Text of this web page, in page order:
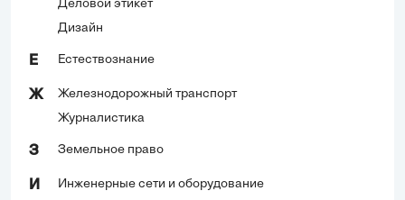
Деловой этикет
Дизайн
Е Естествознание
Ж
Железнодорожный транспорт
Журналистика
З Земельное право
И
Инженерные сети и оборудование